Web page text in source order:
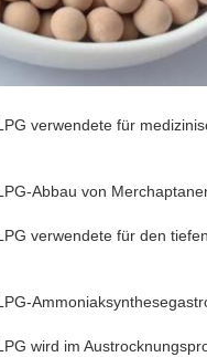
verwendete für
Abbau von
verwendete für den
wird im